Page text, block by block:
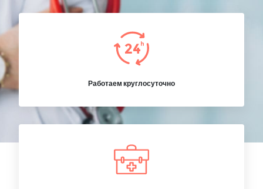
Работаем круглосуточно